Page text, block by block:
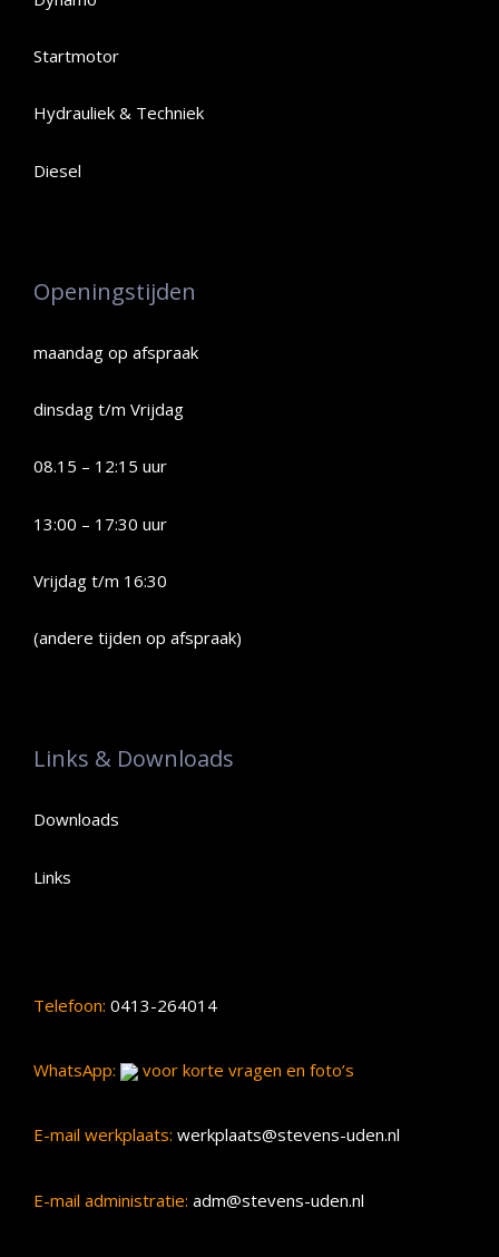
Startmotor
Hydrauliek & Techniek
Diesel
Openingstijden
maandag op afspraak
dinsdag t/m Vrijdag
08.15 – 12:15 uur
13:00 – 17:30 uur
Vrijdag t/m 16:30
(andere tijden op afspraak)
Links & Downloads
Downloads
Links
Telefoon: 0413-264014
WhatsApp: voor korte vragen en foto’s
E-mail werkplaats: werkplaats@stevens-uden.nl
E-mail administratie: adm@stevens-uden.nl